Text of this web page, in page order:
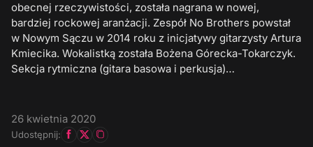
obecnej rzeczywistości, została nagrana w nowej,
bardziej rockowej aranżacji. Zespół No Brothers powstał
w Nowym Sączu w 2014 roku z inicjatywy gitarzysty Artura
Kmiecika. Wokalistką została Bożena Górecka-Tokarczyk.
Sekcja rytmiczna (gitara basowa i perkusja)…
26 kwietnia 2020
Udostępnij: